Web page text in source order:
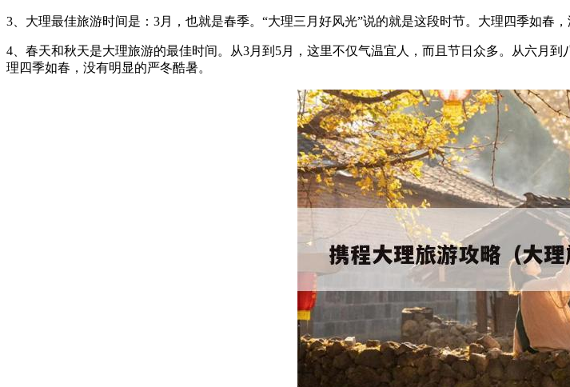
3、大理最佳旅游时间是：3月，也就是春季。“大理三月好风光”说的就是这段时节。大理四季如春，
4、春天和秋天是大理旅游的最佳时间。从3月到5月，这里不仅气温宜人，而且节日众多。从六月
理四季如春，没有明显的严冬酷暑。